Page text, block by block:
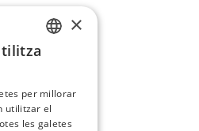
×
per millorar
utilitzar el
les galetes